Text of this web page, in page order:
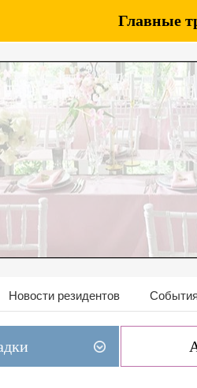
Главные
Новости резидентов